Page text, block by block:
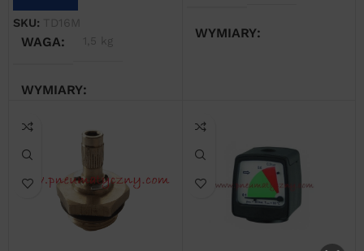
SKU: TD16M
WAGA 1,5 kg
WYMIARY
20 × 20 × 20 cm
WYMIARY